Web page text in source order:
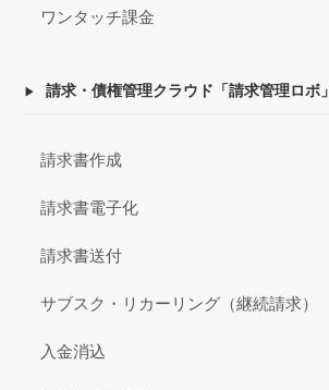
ワンタッチ課金
請求・債権管理クラウド「請求管理ロボ」
請求書作成
請求書電子化
請求書送付
サブスク・リカーリング（継続請求）
入金消込